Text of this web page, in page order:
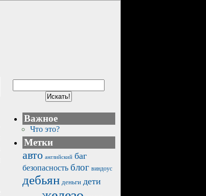
Важное
Что это?
Метки
авто английский баг
безопасность блог виндоус
дебьян деньги дети